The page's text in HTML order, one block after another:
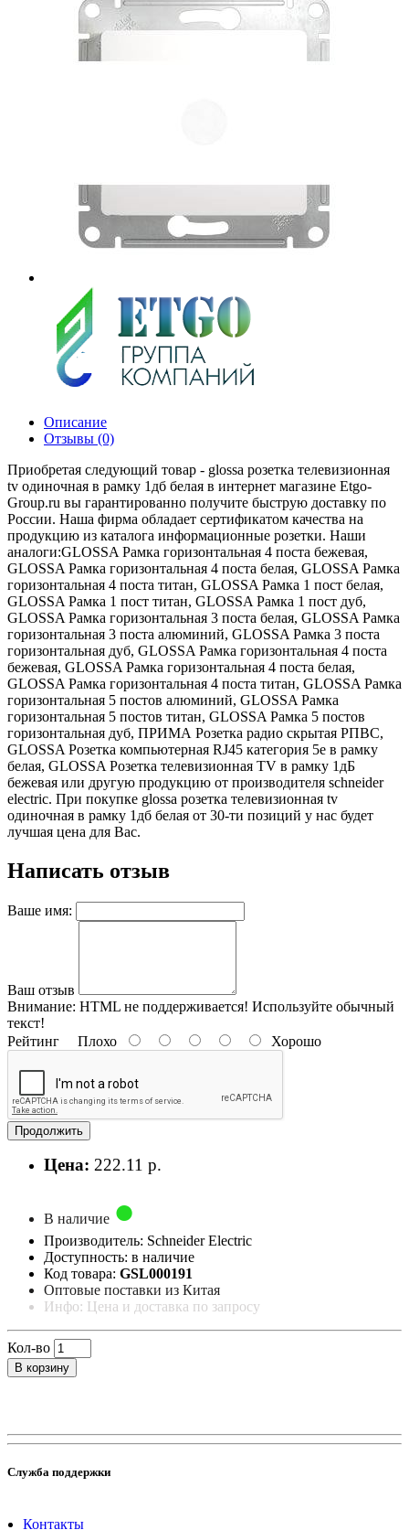
Описание
Отзывы (0)
Приобретая следующий товар - glossa розетка телевизионная
tv одиночная в рамку 1дб белая в интернет магазине Etgo-
Group.ru вы гарантированно получите быструю доставку по
России. Наша фирма обладает сертификатом качества на
продукцию из каталога информационные розетки. Наши
аналоги:GLOSSA Рамка горизонтальная 4 поста бежевая,
GLOSSA Рамка горизонтальная 4 поста белая, GLOSSA Рамка
горизонтальная 4 поста титан, GLOSSA Рамка 1 пост белая,
GLOSSA Рамка 1 пост титан, GLOSSA Рамка 1 пост дуб,
GLOSSA Рамка горизонтальная 3 поста белая, GLOSSA Рамка
горизонтальная 3 поста алюминий, GLOSSA Рамка 3 поста
горизонтальная дуб, GLOSSA Рамка горизонтальная 4 поста
бежевая, GLOSSA Рамка горизонтальная 4 поста белая,
GLOSSA Рамка горизонтальная 4 поста титан, GLOSSA Рамка
горизонтальная 5 постов алюминий, GLOSSA Рамка
горизонтальная 5 постов титан, GLOSSA Рамка 5 постов
горизонтальная дуб, ПРИМА Розетка радио скрытая РПВС,
GLOSSA Розетка компьютерная RJ45 категория 5е в рамку
белая, GLOSSA Розетка телевизионная TV в рамку 1дБ
бежевая или другую продукцию от производителя schneider
electric. При покупке glossa розетка телевизионная tv
одиночная в рамку 1дб белая от 30-ти позиций у нас будет
лучшая цена для Вас.
Написать отзыв
Ваше имя:
Ваш отзыв
Внимание: HTML не поддерживается! Используйте обычный
текст!
Рейтинг Плохо Хорошо
Продолжить
Цена: 222.11 р.
В наличие
Производитель: Schneider Electric
Доступность: в наличие
Код товара: GSL000191
Оптовые поставки из Китая
Инфо: Цена и доставка по запросу
Кол-во
В корзину
Служба поддержки
Контакты